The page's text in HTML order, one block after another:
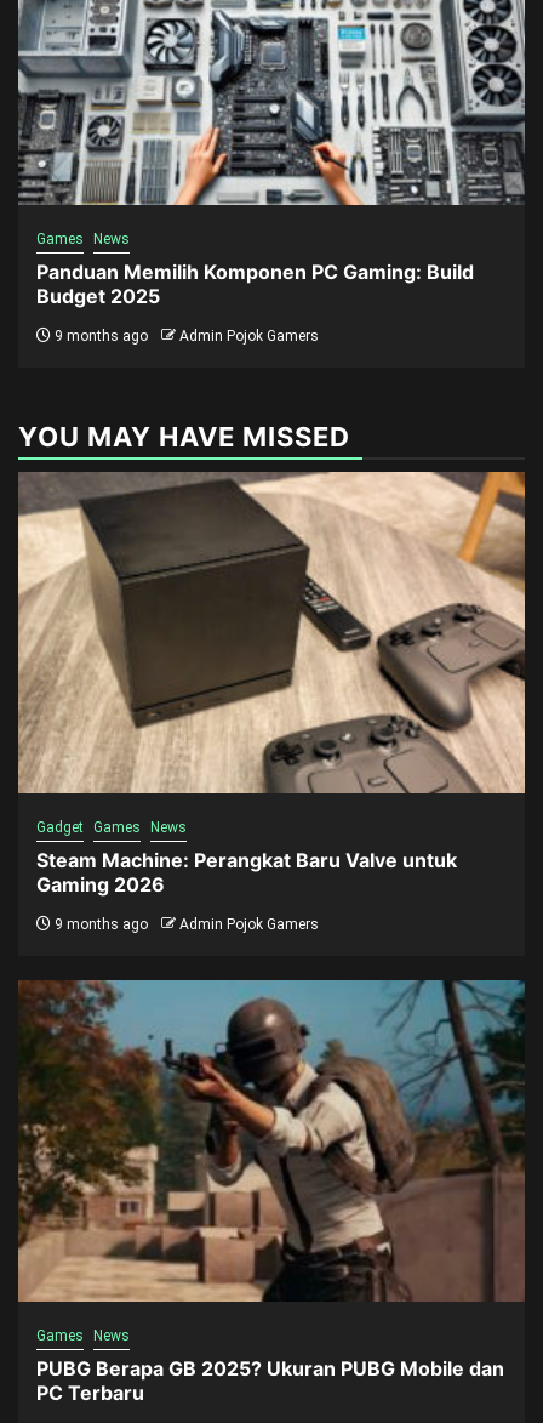
Games News
Panduan Memilih Komponen PC Gaming: Build
Budget 2025
9 months ago Admin Pojok Gamers
YOU MAY HAVE MISSED
Gadget Games News
Steam Machine: Perangkat Baru Valve untuk
Gaming 2026
9 months ago Admin Pojok Gamers
Games News
PUBG Berapa GB 2025? Ukuran PUBG Mobile dan
PC Terbaru